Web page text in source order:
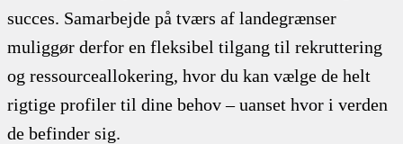
succes. Samarbejde på tværs af landegrænser
muliggør derfor en fleksibel tilgang til rekruttering
og ressourceallokering, hvor du kan vælge de helt
rigtige profiler til dine behov – uanset hvor i verden
de befinder sig.